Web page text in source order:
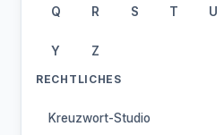
Q R S T U
Y Z
RECHTLICHES
Kreuzwort-Studio